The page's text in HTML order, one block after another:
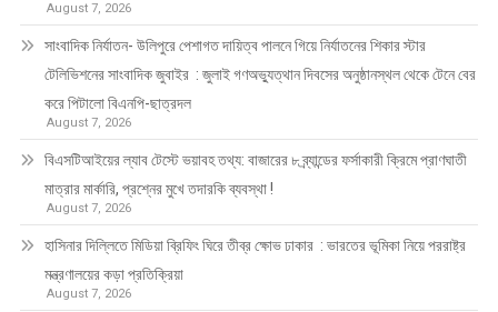
August 7, 2026
সাংবাদিক নির্যাতন- উলিপুরে পেশাগত দায়িত্ব পালনে গিয়ে নির্যাতনের শিকার স্টার
টেলিভিশনের সাংবাদিক জুবাইর : জুলাই গণঅভ্যুত্থান দিবসের অনুষ্ঠানস্থল থেকে টেনে বের
করে পিটালো বিএনপি-ছাত্রদল
August 7, 2026
বিএসটিআইয়ের ল্যাব টেস্টে ভয়াবহ তথ্য: বাজারের ৮ ব্র্যান্ডের ফর্সাকারী ক্রিমে প্রাণঘাতী
মাত্রার মার্কারি, প্রশ্নের মুখে তদারকি ব্যবস্থা !
August 7, 2026
হাসিনার দিল্লিতে মিডিয়া ব্রিফিং ঘিরে তীব্র ক্ষোভ ঢাকার : ভারতের ভূমিকা নিয়ে পররাষ্ট্র
মন্ত্রণালয়ের কড়া প্রতিক্রিয়া
August 7, 2026